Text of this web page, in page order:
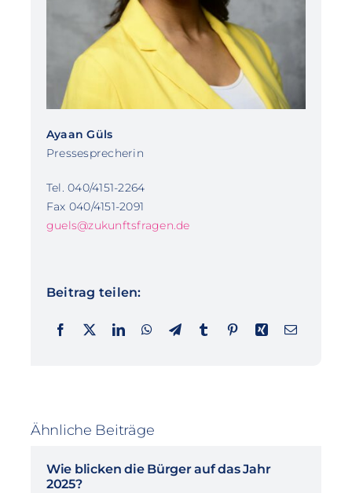
Ayaan Güls
Pressesprecherin
Tel. 040/4151-2264
Fax 040/4151-2091
guels@zukunftsfragen.de
Beitrag teilen:
Ähnliche Beiträge
Wie blicken die Bürger auf das Jahr
2025?